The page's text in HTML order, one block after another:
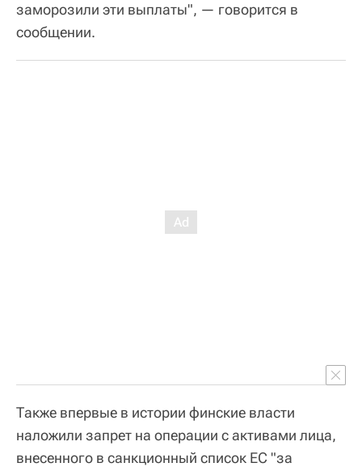
заморозили эти выплаты", — говорится в
сообщении.
Также впервые в истории финские власти
наложили запрет на операции с активами лица,
внесенного в санкционный список ЕС "за